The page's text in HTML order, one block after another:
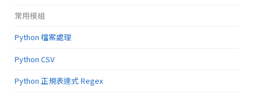
常用模組
Python 檔案處理
Python CSV
Python 正規表達式 Regex